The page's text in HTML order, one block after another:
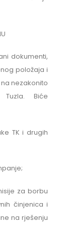
dokumenti,
položaja i
nezakonito
Tuzla. Biće
TK i drugih
za borbu
činjenica i
na rješenju